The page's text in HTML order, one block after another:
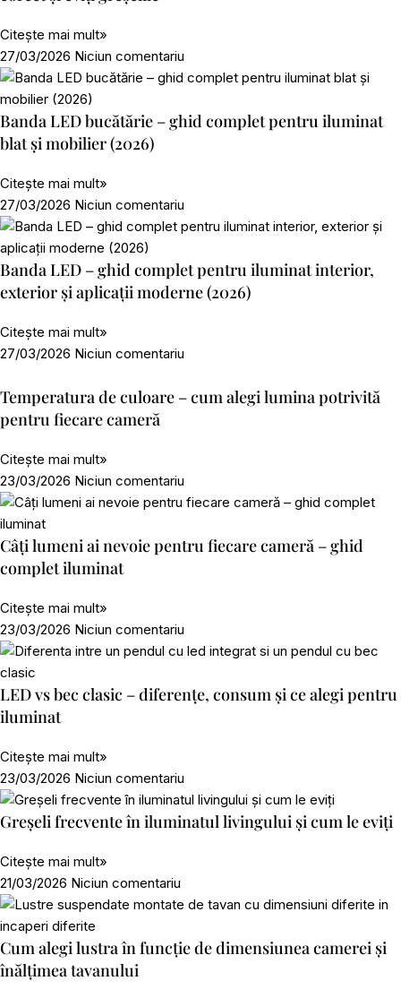
Citește mai mult»
27/03/2026 Niciun comentariu
Banda LED bucătărie – ghid complet pentru iluminat
blat și mobilier (2026)
Citește mai mult»
27/03/2026 Niciun comentariu
Banda LED – ghid complet pentru iluminat interior,
exterior și aplicații moderne (2026)
Citește mai mult»
27/03/2026 Niciun comentariu
Temperatura de culoare – cum alegi lumina potrivită
pentru fiecare cameră
Citește mai mult»
23/03/2026 Niciun comentariu
Câți lumeni ai nevoie pentru fiecare cameră – ghid
complet iluminat
Citește mai mult»
23/03/2026 Niciun comentariu
LED vs bec clasic – diferențe, consum și ce alegi pentru
iluminat
Citește mai mult»
23/03/2026 Niciun comentariu
Greșeli frecvente în iluminatul livingului și cum le eviți
Citește mai mult»
21/03/2026 Niciun comentariu
Cum alegi lustra în funcție de dimensiunea camerei și
înălțimea tavanului